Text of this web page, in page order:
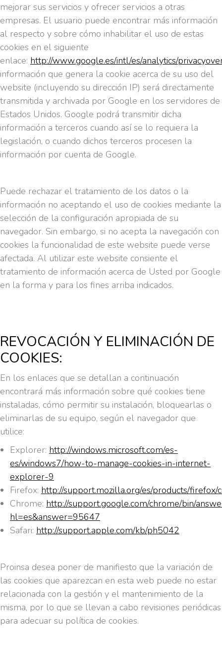
mejorar sus servicios y ofrecer servicios a otras
empresas. El usuario puede encontrar más información
al respecto y sobre cómo inhabilitar el uso de estas
cookies en el siguiente
enlace: http://www.google.es/intl/es/analytics/
información que genera la cookie acerca de su uso del
website (incluyendo su dirección IP) será directamente
transmitida y archivada por Google en los servidores de
Estados Unidos. Google podrá transmitir dicha
información a terceros cuando así se lo requiera la
legislación, o cuando dichos terceros procesen la
información por cuenta de Google.
Puede rechazar el tratamiento de los datos o la
información no aceptando el uso de cookies mediante la
selección de la configuración apropiada de su
navegador. Sin embargo, si no acepta la navegación con
cookies la funcionalidad de este website puede verse
afectada. Al utilizar este website consiente el
tratamiento de información acerca de Usted por Google
en la forma y para los fines arriba indicados.
REVOCACIÓN Y ELIMINACIÓN DE
COOKIES:
En los enlaces que se detallan a continuación
encontrará más información sobre qué cookies tiene
instaladas, cómo permitir su instalación, bloquearlas o
eliminarlas de su equipo, según el navegador que
utilice:
Explorer: http://windows.microsoft.com/es-
es/windows7/how-to-manage-cookies-in-internet-
explorer-9
Firefox: http://support.mozilla.org/es/products/firefox/
Chrome: http://support.google.com/chrome/bin/
hl=es&answer=95647
Safari: http://support.apple.com/kb/ph5042
Proinsa desea poner de manifiesto que la variación de
las cookies que aparezcan en esta web puede no estar
relacionada con la gestión y el mantenimiento de la
misma, por lo que se llevan a cabo revisiones periódicas
para adecuar su política de cookies.